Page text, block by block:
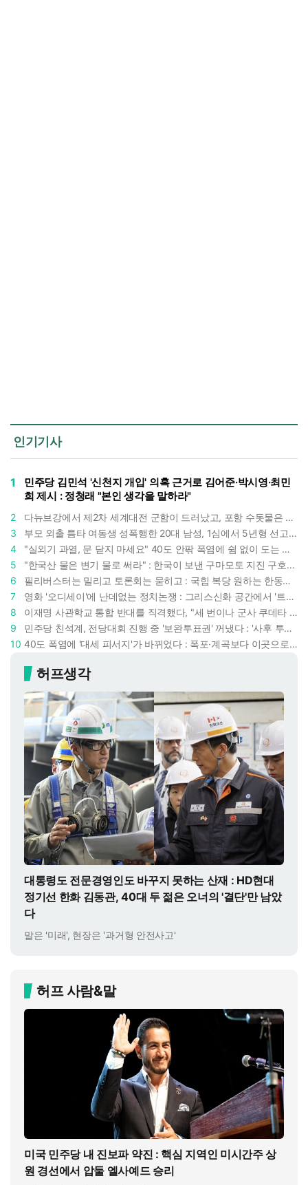
인기기사
1
민주당 김민석 '신천지 개입' 의혹 근거로 김어준·박시영·최민
희 제시 : 정청래 "본인 생각을 말하라"
2
다뉴브강에서 제2차 세계대전 군함이 드러났고, 포항 수돗물은 갑자기 짜졌다 : 폭염·가뭄이 만든 낯선 풍경
3
부모 외출 틈타 여동생 성폭행한 20대 남성, 1심에서 5년형 선고 : 친족 간 '암수범죄'의 심각성
4
"실외기 과열, 문 닫지 마세요" 40도 안팎 폭염에 쉼 없이 도는 에어컨 : 화재 위험 경고등!
5
"한국산 물은 변기 물로 써라" : 한국이 보낸 구마모토 지진 구호품에 한 일본인의 '어처구니 없는' 반응
6
필리버스터는 밀리고 토론회는 묻히고 : 국힘 복당 원하는 한동훈, '검사 정치'의 한계만 드러내나
7
영화 '오디세이'에 난데없는 정치논쟁 : 그리스신화 공간에서 '트럼프 전쟁의 참혹함'이 보인다
8
이재명 사관학교 통합 반대를 직격했다, "세 번이나 군사 쿠데타 했는데 압도적 지위"
9
민주당 친석계, 전당대회 진행 중 '보완투표권' 꺼냈다 : '사후 투표 허용' 무리수에 정청래 "투표 쿠데타"
10
40도 폭염에 '대세 피서지'가 바뀌었다 : 폭포·계곡보다 이곳으로 더 몰린다
허프생각
대통령도 전문경영인도 바꾸지 못하는 산재 : HD현대
정기선 한화 김동관, 40대 두 젊은 오너의 '결단'만 남았
다
말은 '미래', 현장은 '과거형 안전사고'
허프 사람&말
미국 민주당 내 진보파 약진 : 핵심 지역인 미시간주 상
원 경선에서 압둘 엘사예드 승리